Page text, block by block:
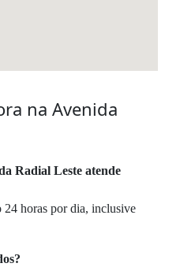
na Avenida
Radial Leste atende
24 horas por dia, inclusive